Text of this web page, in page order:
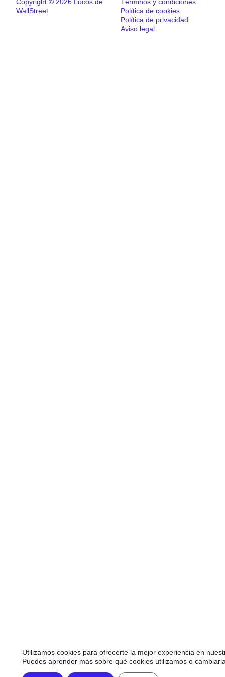
WallStreet
Política de cookies
Política de privacidad
Aviso legal
Utilizamos cookies para ofrecerte la mejor experiencia en
Puedes aprender más sobre qué cookies utilizamos o